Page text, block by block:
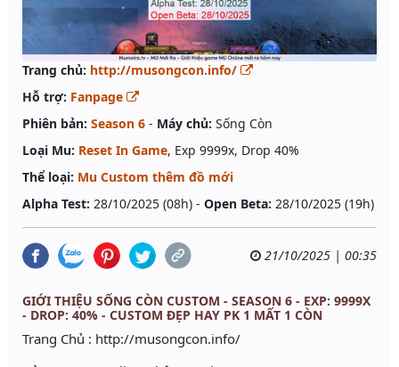
Trang chủ: http://musongcon.info/
Hỗ trợ: Fanpage
Phiên bản: Season 6 - Máy chủ: Sống Còn
Loại Mu: Reset In Game, Exp 9999x, Drop 40%
Thể loại: Mu Custom thêm đồ mới
Alpha Test: 28/10/2025 (08h) - Open Beta: 28/10/2025 (19h)
21/10/2025 | 00:35
GIỚI THIỆU SỐNG CÒN CUSTOM - SEASON 6 - EXP: 9999X
- DROP: 40% - CUSTOM ĐẸP HAY PK 1 MẤT 1 CÒN
Trang Chủ : http://musongcon.info/